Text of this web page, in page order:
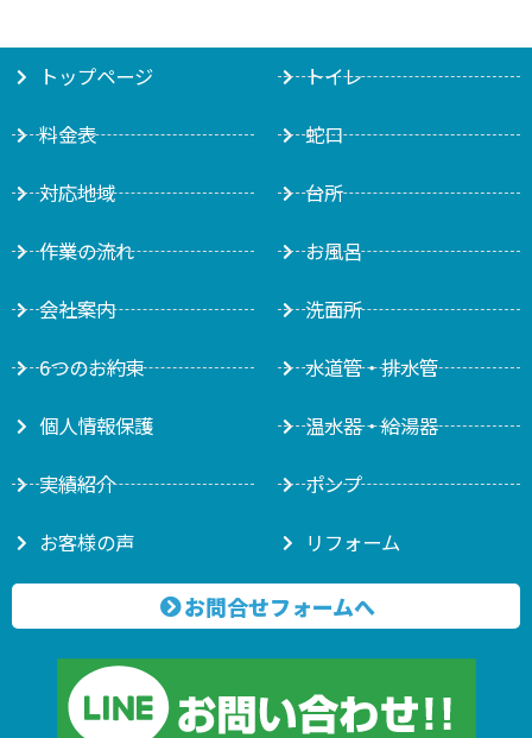
トップページ
料金表
対応地域
作業の流れ
会社案内
6つのお約束
個人情報保護
実績紹介
お客様の声
トイレ
蛇口
台所
お風呂
洗面所
水道管・排水管
温水器・給湯器
ポンプ
リフォーム
お問合せフォームへ